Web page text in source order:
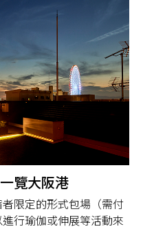
覽大阪港
者限定的形式包場（需付
行瑜伽或伸展等活動來